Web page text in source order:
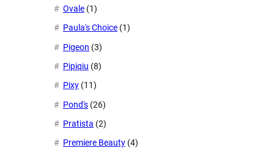
Ovale (1)
Paula's Choice (1)
Pigeon (3)
Pipiqiu (8)
Pixy (11)
Pond's (26)
Pratista (2)
Premiere Beauty (4)